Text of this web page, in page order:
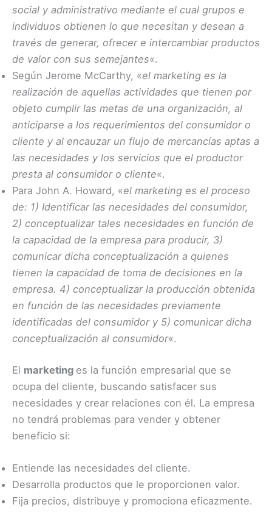
social y administrativo mediante el cual grupos e
individuos obtienen lo que necesitan y desean a
través de generar, ofrecer e intercambiar productos
de valor con sus semejantes«.
Según Jerome McCarthy, «el marketing es la
realización de aquellas actividades que tienen por
objeto cumplir las metas de una organización, al
anticiparse a los requerimientos del consumidor o
cliente y al encauzar un flujo de mercancías aptas a
las necesidades y los servicios que el productor
presta al consumidor o cliente«.
Para John A. Howard, «el marketing es el proceso
de: 1) Identificar las necesidades del consumidor,
2) conceptualizar tales necesidades en función de
la capacidad de la empresa para producir, 3)
comunicar dicha conceptualización a quienes
tienen la capacidad de toma de decisiones en la
empresa. 4) conceptualizar la producción obtenida
en función de las necesidades previamente
identificadas del consumidor y 5) comunicar dicha
conceptualización al consumidor«.
El marketing es la función empresarial que se
ocupa del cliente, buscando satisfacer sus
necesidades y crear relaciones con él. La empresa
no tendrá problemas para vender y obtener
beneficio si:
Entiende las necesidades del cliente.
Desarrolla productos que le proporcionen valor.
Fija precios, distribuye y promociona eficazmente.